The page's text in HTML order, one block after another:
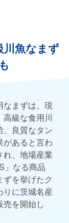
川魚なまず
なまずは、現
級な食用川
、良質なタン
があると言わ
れ、地場産業
」なる商品
を挙げたク
りに茨城名産
を開始し